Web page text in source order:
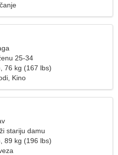
25-34
76 kg (167 lbs)
Kino
stariju damu
89 kg (196 lbs)